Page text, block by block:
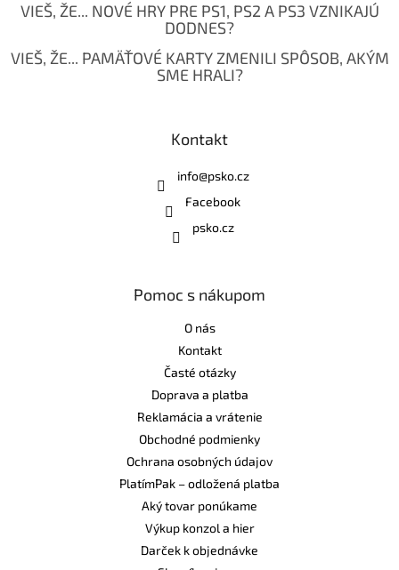
VIEŠ, ŽE... NOVÉ HRY PRE PS1, PS2 A PS3 VZNIKAJÚ
DODNES?
VIEŠ, ŽE... PAMÄŤOVÉ KARTY ZMENILI SPÔSOB, AKÝM
SME HRALI?
Kontakt
info@psko.cz
Facebook
psko.cz
Pomoc s nákupom
O nás
Kontakt
Časté otázky
Doprava a platba
Reklamácia a vrátenie
Obchodné podmienky
Ochrana osobných údajov
PlatímPak – odložená platba
Aký tovar ponúkame
Výkup konzol a hier
Darček k objednávke